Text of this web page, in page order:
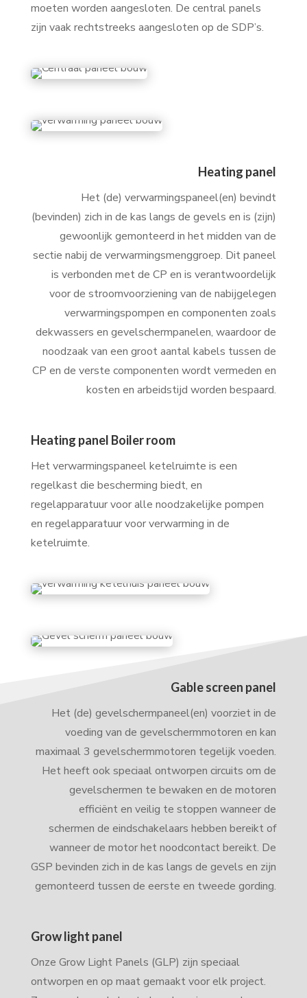
moeten worden aangesloten. De central panels
zijn vaak rechtstreeks aangesloten op de SDP’s.
Heating panel
Het (de) verwarmingspaneel(en) bevindt
(bevinden) zich in de kas langs de gevels en is (zijn)
gewoonlijk gemonteerd in het midden van de
sectie nabij de verwarmingsmenggroep. Dit paneel
is verbonden met de CP en is verantwoordelijk
voor de stroomvoorziening van de nabijgelegen
verwarmingspompen en componenten zoals
dekwassers en gevelschermpanelen, waardoor de
noodzaak van een groot aantal kabels tussen de
CP en de verste componenten wordt vermeden en
kosten en arbeidstijd worden bespaard.
Heating panel Boiler room
Het verwarmingspaneel ketelruimte is een
regelkast die bescherming biedt, en
regelapparatuur voor alle noodzakelijke pompen
en regelapparatuur voor verwarming in de
ketelruimte.
Gable screen panel
Het (de) gevelschermpaneel(en) voorziet in de
voeding van de gevelschermmotoren en kan
maximaal 3 gevelschermmotoren tegelijk voeden.
Het heeft ook speciaal ontworpen circuits om de
gevelschermen te bewaken en de motoren
efficiënt en veilig te stoppen wanneer de
schermen de eindschakelaars hebben bereikt of
wanneer de motor het noodcontact bereikt. De
GSP bevinden zich in de kas langs de gevels en zijn
gemonteerd tussen de eerste en tweede gording.
Grow light panel
Onze Grow Light Panels (GLP) zijn speciaal
ontworpen en op maat gemaakt voor elk project.